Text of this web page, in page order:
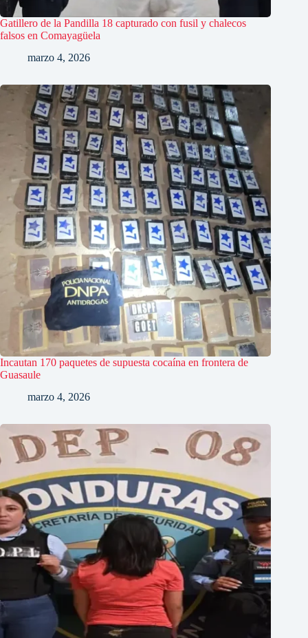
Gatillero de la Pandilla 18 capturado con fusil y chalecos
falsos en Comayagüela
marzo 4, 2026
Incautan 170 paquetes de supuesta cocaína en frontera de
Guasaule
marzo 4, 2026